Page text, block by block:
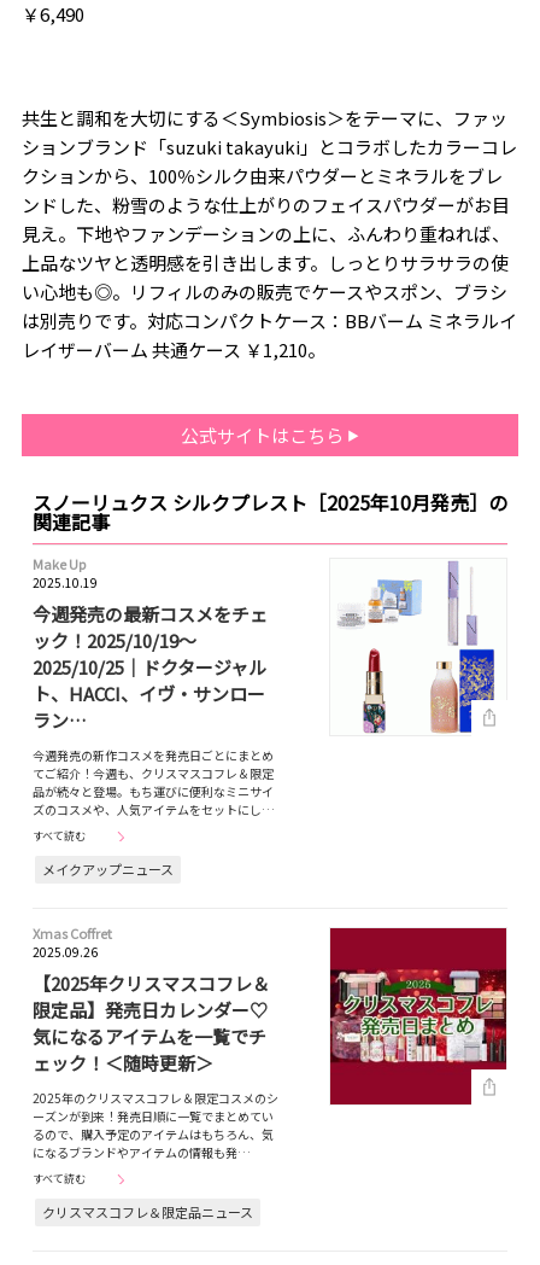
￥6,490
共生と調和を大切にする＜Symbiosis＞をテーマに、ファッ
ションブランド「suzuki takayuki」とコラボしたカラーコレ
クションから、100％シルク由来パウダーとミネラルをブレ
ンドした、粉雪のような仕上がりのフェイスパウダーがお目
見え。下地やファンデーションの上に、ふんわり重ねれば、
上品なツヤと透明感を引き出します。しっとりサラサラの使
い心地も◎。リフィルのみの販売でケースやスポン、ブラシ
は別売りです。対応コンパクトケース：BBバーム ミネラルイ
レイザーバーム 共通ケース ￥1,210。
公式サイトはこちら
スノーリュクス シルクプレスト［2025年10月発売］の
関連記事
Make Up
2025.10.19
今週発売の最新コスメをチェ
ック！2025/10/19～
2025/10/25｜ドクタージャル
ト、HACCI、イヴ・サンロー
ラン…
今週発売の新作コスメを発売日ごとにまとめ
てご紹介！今週も、クリスマスコフレ＆限定
品が続々と登場。もち運びに便利なミニサイ
ズのコスメや、人気アイテムをセットにし…
すべて読む
メイクアップニュース
Xmas Coffret
2025.09.26
【2025年クリスマスコフレ＆
限定品】発売日カレンダー♡
気になるアイテムを一覧でチ
ェック！＜随時更新＞
2025年のクリスマスコフレ＆限定コスメのシ
ーズンが到来！発売日順に一覧でまとめてい
るので、購入予定のアイテムはもちろん、気
になるブランドやアイテムの情報も発…
すべて読む
クリスマスコフレ＆限定品ニュース